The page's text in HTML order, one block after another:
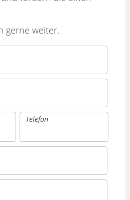
gerne weiter.
Telefon